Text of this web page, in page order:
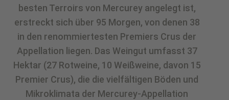
besten Terroirs von Mercurey angelegt ist,
erstreckt sich über 95 Morgen, von denen 38
in den renommiertesten Premiers Crus der
Appellation liegen. Das Weingut umfasst 37
Hektar (27 Rotweine, 10 Weißweine, davon 15
Premier Crus), die die vielfältigen Böden und
Mikroklimata der Mercurey-Appellation